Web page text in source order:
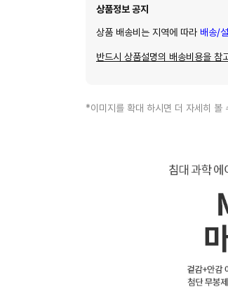
상품정보 공지
상품 배송비는 지역에 따라 배송/
반드시 상품설명의 배송비용을 참
*이미지를 확대 하시면 더 자세히 볼